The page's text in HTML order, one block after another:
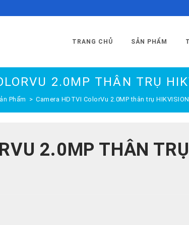
TRANG CHỦ SẢN PHẨM
2.0MP THÂN TRỤ
Phẩm > Camera HDTVI ColorVu 2.0MP thân trụ
2.0MP THÂN